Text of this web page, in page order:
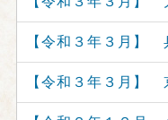
【令和３年３月
【令和３年３月